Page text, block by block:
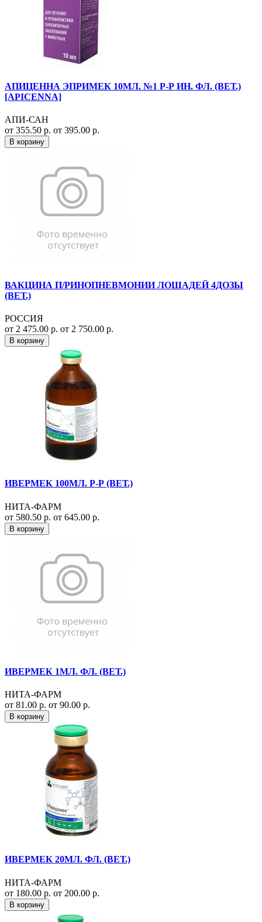
АПИЦЕННА ЭПРИМЕК 10МЛ. №1 Р-Р ИН. ФЛ. (ВЕТ.)
[APICENNA]
АПИ-САН
от 355.50 р. от 395.00 р.
В корзину
ВАКЦИНА П/РИНОПНЕВМОНИИ ЛОШАДЕЙ 4ДОЗЫ
(ВЕТ.)
РОССИЯ
от 2 475.00 р. от 2 750.00 р.
В корзину
ИВЕРМЕК 100МЛ. Р-Р (ВЕТ.)
НИТА-ФАРМ
от 580.50 р. от 645.00 р.
В корзину
ИВЕРМЕК 1МЛ. ФЛ. (ВЕТ.)
НИТА-ФАРМ
от 81.00 р. от 90.00 р.
В корзину
ИВЕРМЕК 20МЛ. ФЛ. (ВЕТ.)
НИТА-ФАРМ
от 180.00 р. от 200.00 р.
В корзину